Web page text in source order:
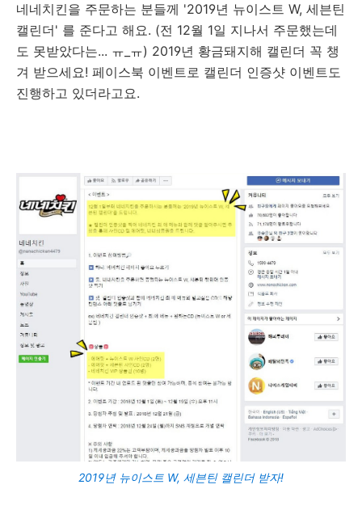
네네치킨을 주문하는 분들께 '2019년 뉴이스트 W, 세븐틴
캘린더' 를 준다고 해요. (전 12월 1일 지나서 주문했는데
도 못받았다는... ㅠ_ㅠ) 2019년 황금돼지해 캘린더 꼭 챙
겨 받으세요! 페이스북 이벤트로 캘린더 인증샷 이벤트도
진행하고 있더라고요.
2019년 뉴이스트 W, 세븐틴 캘린더 받자!